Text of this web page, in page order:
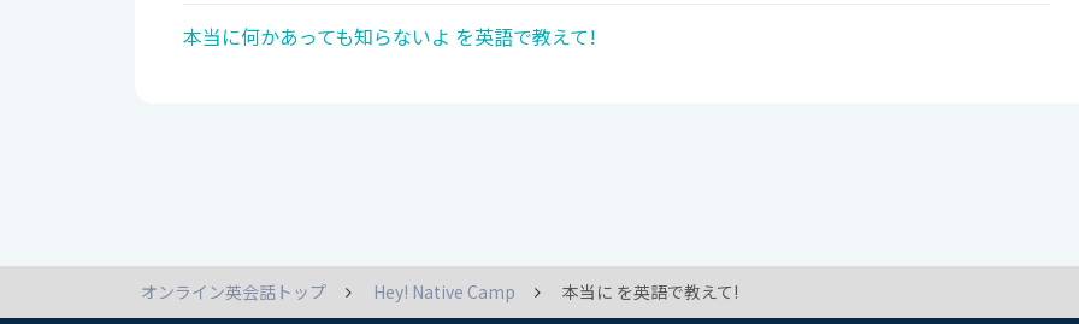
本当に何かあっても知らないよ を英語で教えて!
オンライン英会話トップ Hey! Native Camp 本当に を英語で教えて!